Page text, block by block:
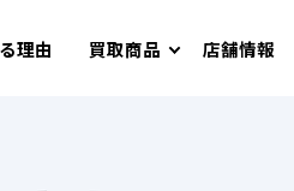
理由 買取商品 店舗情報